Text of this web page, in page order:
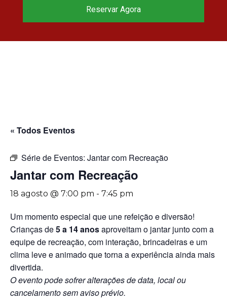
« Todos Eventos
Série de Eventos: Jantar com Recreação
Jantar com Recreação
18 agosto @ 7:00 pm - 7:45 pm
Um momento especial que une refeição e diversão!
Crianças de5 a 14 anosaproveitam o jantar junto com a
equipe de recreação, com interação, brincadeiras e um
clima leve e animado que torna a experiência ainda mais
divertida.
O evento pode sofrer alterações de data, local ou
cancelamento sem aviso prévio.
Reserve agora, com
Reservar Agora